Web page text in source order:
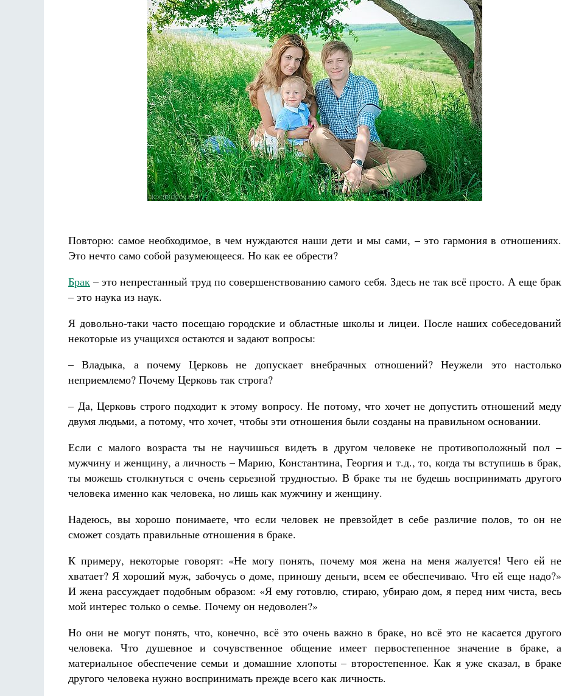
Повторю: самое необходимое, в чем нуждаются наши дети и мы сами, – это гармония в отношениях.
Это нечто само собой разумеющееся. Но как ее обрести?
Брак – это непрестанный труд по совершенствованию самого себя. Здесь не так всё просто. А еще брак
– это наука из наук.
Я довольно-таки часто посещаю городские и областные школы и лицеи. После наших собеседований
некоторые из учащихся остаются и задают вопросы:
– Владыка, а почему Церковь не допускает внебрачных отношений? Неужели это настолько
неприемлемо? Почему Церковь так строга?
– Да, Церковь строго подходит к этому вопросу. Не потому, что хочет не допустить отношений меду
двумя людьми, а потому, что хочет, чтобы эти отношения были созданы на правильном основании.
Если с малого возраста ты не научишься видеть в другом человеке не противоположный пол –
мужчину и женщину, а личность – Марию, Константина, Георгия и т.д., то, когда ты вступишь в брак,
ты можешь столкнуться с очень серьезной трудностью. В браке ты не будешь воспринимать другого
человека именно как человека, но лишь как мужчину и женщину.
Надеюсь, вы хорошо понимаете, что если человек не превзойдет в себе различие полов, то он не
сможет создать правильные отношения в браке.
К примеру, некоторые говорят: «Не могу понять, почему моя жена на меня жалуется! Чего ей не
хватает? Я хороший муж, забочусь о доме, приношу деньги, всем ее обеспечиваю. Что ей еще надо?»
И жена рассуждает подобным образом: «Я ему готовлю, стираю, убираю дом, я перед ним чиста, весь
мой интерес только о семье. Почему он недоволен?»
Но они не могут понять, что, конечно, всё это очень важно в браке, но всё это не касается другого
человека. Что душевное и сочувственное общение имеет первостепенное значение в браке, а
материальное обеспечение семьи и домашние хлопоты – второстепенное. Как я уже сказал, в браке
другого человека нужно воспринимать прежде всего как личность.
Разлуки не будет
Фредерика де Грааф Как найти своё место в жизни
Кирилл Мурышев
Роман Котов